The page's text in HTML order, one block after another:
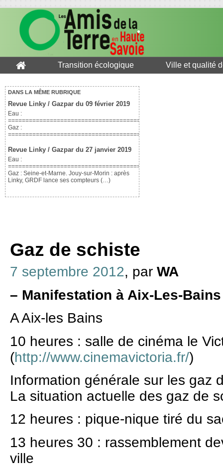
Transition écologique Ville et qualité
DANS LA MÊME RUBRIQUE
Revue Linky / Gazpar du 09 février 2019
Eau :
Gaz :
Revue Linky / Gazpar du 27 janvier 2019
Eau :
Gaz : Seine-et-Marne. Jouy-sur-Morin : après
Linky, GRDF lance ses compteurs (…)
Gaz de schiste
7 septembre 2012, par WA
– Manifestation à Aix-Les-
A Aix-les Bains
10 heures : salle de cinéma le
(http://www.cinemavictoria.fr/)
Information générale sur les gaz
La situation actuelle des gaz de
12 heures : pique-nique tiré du
13 heures 30 : rassemblement
ville